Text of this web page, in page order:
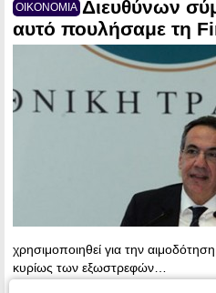
ΟΙΚΟΝΟΜΙΑ Διευθύνων
αυτό πουλήσαμε τη
χρησιμοποιηθεί για την
κυρίως των εξωστρεφών…